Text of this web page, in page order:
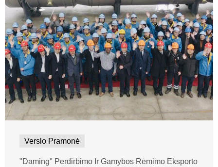
Verslo Pramonė
"Daming" Perdirbimo Ir Gamybos Rėmimo Eksporto